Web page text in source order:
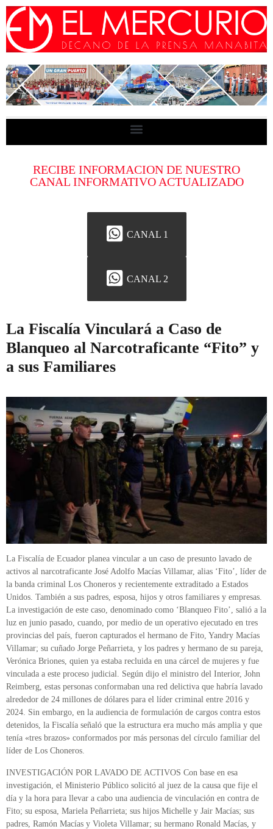
RECIBE INFORMACION DE NUESTRO
CANAL INFORMATIVO ACTUALIZADO
CANAL 1
CANAL 2
La Fiscalía Vinculará a Caso de
Blanqueo al Narcotraficante “Fito” y
a sus Familiares
La Fiscalía de Ecuador planea vincular a un caso de presunto lavado de
activos al narcotraficante José Adolfo Macías Villamar, alias ‘Fito’, líder de
la banda criminal Los Choneros y recientemente extraditado a Estados
Unidos. También a sus padres, esposa, hijos y otros familiares y empresas.
La investigación de este caso, denominado como ‘Blanqueo Fito’, salió a la
luz en junio pasado, cuando, por medio de un operativo ejecutado en tres
provincias del país, fueron capturados el hermano de Fito, Yandry Macías
Villamar; su cuñado Jorge Peñarrieta, y los padres y hermano de su pareja,
Verónica Briones, quien ya estaba recluida en una cárcel de mujeres y fue
vinculada a este proceso judicial. Según dijo el ministro del Interior, John
Reimberg, estas personas conformaban una red delictiva que habría lavado
alrededor de 24 millones de dólares para el líder criminal entre 2016 y
2024. Sin embargo, en la audiencia de formulación de cargos contra estos
detenidos, la Fiscalía señaló que la estructura era mucho más amplia y que
tenía «tres brazos» conformados por más personas del círculo familiar del
líder de Los Choneros.
INVESTIGACIÓN POR LAVADO DE ACTIVOS Con base en esa
investigación, el Ministerio Público solicitó al juez de la causa que fije el
día y la hora para llevar a cabo una audiencia de vinculación en contra de
Fito; su esposa, Mariela Peñarrieta; sus hijos Michelle y Jair Macías; sus
padres, Ramón Macías y Violeta Villamar; su hermano Ronald Macías, y